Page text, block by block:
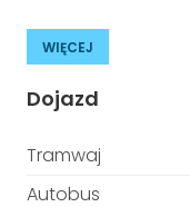
WIĘCEJ
Dojazd
Tramwaj
Autobus